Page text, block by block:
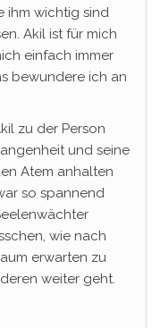
ihm wichtig sind
Akil ist für mich
einfach immer
bewundere ich an
zu der Person
und seine
Atem anhalten
so spannend
wie nach
erwarten zu
weiter geht.